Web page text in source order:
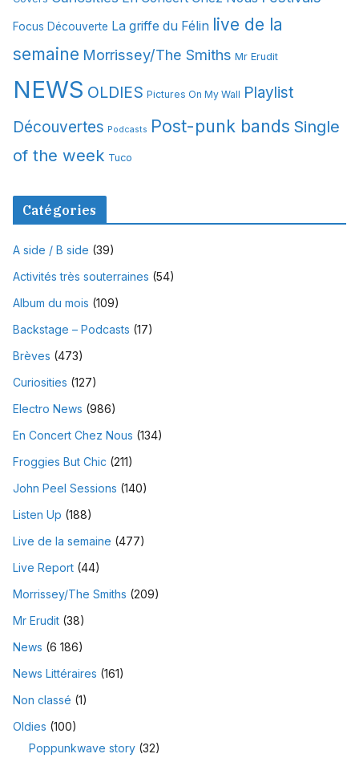
Focus Découverte La griffe du Félin live de la
semaine Morrissey/The Smiths Mr Erudit
NEWS OLDIES Pictures On My Wall Playlist
Découvertes Podcasts Post-punk bands Single
of the week Tuco
Catégories
A side / B side (39)
Activités très souterraines (54)
Album du mois (109)
Backstage – Podcasts (17)
Brèves (473)
Curiosities (127)
Electro News (986)
En Concert Chez Nous (134)
Froggies But Chic (211)
John Peel Sessions (140)
Listen Up (188)
Live de la semaine (477)
Live Report (44)
Morrissey/The Smiths (209)
Mr Erudit (38)
News (6 186)
News Littéraires (161)
Non classé (1)
Oldies (100)
Poppunkwave story (32)